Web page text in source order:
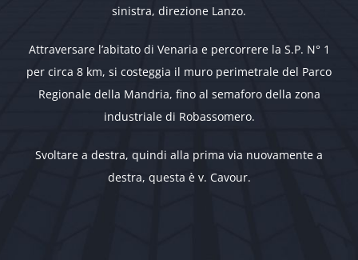
sinistra, direzione Lanzo.
Attraversare l’abitato di Venaria e percorrere la S.P. N° 1
per circa 8 km, si costeggia il muro perimetrale del Parco
Regionale della Mandria, fino al semaforo della zona
industriale di Robassomero.
Svoltare a destra, quindi alla prima via nuovamente a
destra, questa è v. Cavour.